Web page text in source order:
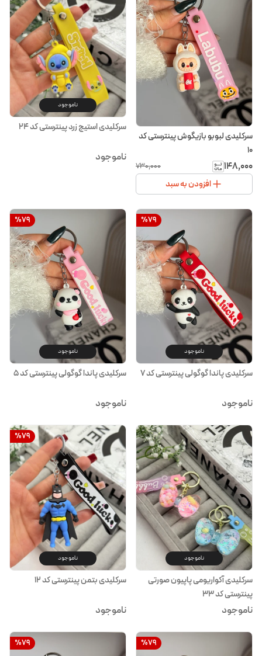
سرکلیدی لبوبو بازیگوش پینترستی کد
۱۰
۱۴۸٬۰۰۰ ۷۳۰٬۰۰۰
افزودن به سبد
ناموجود
سرکلیدی استیج زرد پینترستی کد ۲۴
ناموجود
%79
ناموجود
سرکلیدی پاندا گوگولی پینترستی کد ۷
ناموجود
%79
ناموجود
سرکلیدی پاندا گوگولی پینترستی کد ۵
ناموجود
ناموجود
سرکلیدی آکواریومی پاپیون صورتی
پینترستی کد ۳۳
ناموجود
%79
ناموجود
سرکلیدی بتمن پینترستی کد ۱۲
ناموجود
%79
%79